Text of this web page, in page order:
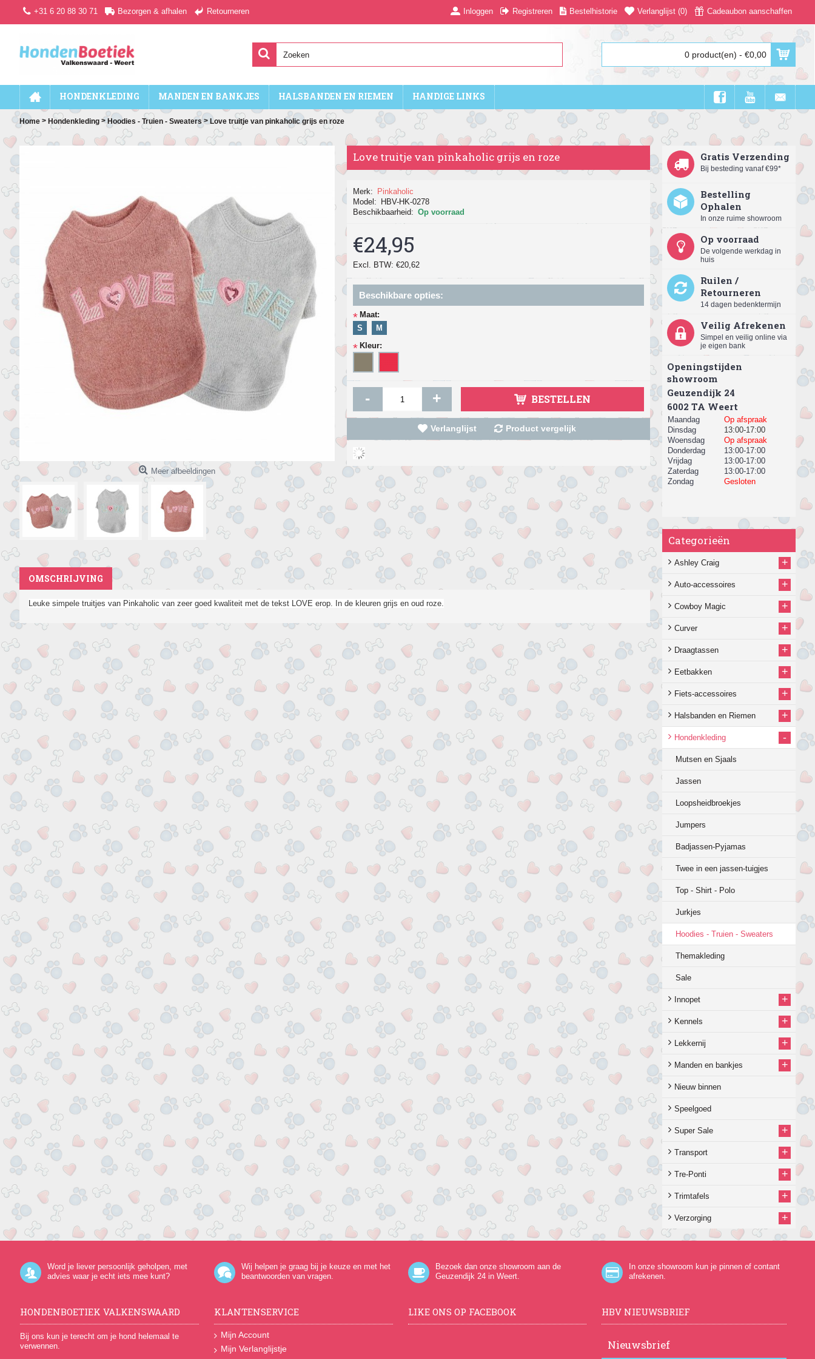
+31 6 20 88 30 71 Bezorgen & afhalen Retourneren Inloggen Registreren Bestelhistorie Verlanglijst (0) Cadeaubon aanschaffen
0 product(en) - €0,00
HONDENKLEDING MANDEN EN BANKJES HALSBANDEN EN RIEMEN HANDIGE LINKS
Home > Hondenkleding > Hoodies - Truien - Sweaters > Love truitje van pinkaholic grijs en roze
Gratis Verzending
Bij besteding vanaf €99*
Bestelling
Ophalen
In onze ruime showroom
Op voorraad
De volgende werkdag in
huis
Ruilen /
Retourneren
14 dagen bedenktermijn
Veilig Afrekenen
Simpel en veilig online via
je eigen bank
Openingstijden
showroom
Geuzendijk 24
​6002 TA Weert
Maandag
Op afspraak
Dinsdag
13:00-17:00
Woensdag
Op afspraak
Donderdag
13:00-17:00
Vrijdag
13:00-17:00
Zaterdag
13:00-17:00
Zondag
Gesloten
Categorieën
Ashley Craig +
Auto-accessoires +
Cowboy Magic +
Curver +
Draagtassen +
Eetbakken +
Fiets-accessoires +
Halsbanden en Riemen +
Hondenkleding -
Mutsen en Sjaals
Jassen
Loopsheidbroekjes
Jumpers
Badjassen-Pyjamas
Twee in een jassen-tuigjes
Top - Shirt - Polo
Jurkjes
Hoodies - Truien - Sweaters
Themakleding
Sale
Innopet +
Kennels +
Lekkernij +
Manden en bankjes +
Nieuw binnen
Speelgoed
Super Sale +
Transport +
Tre-Ponti +
Trimtafels +
Verzorging +
Meer afbeeldingen
Love truitje van pinkaholic grijs en roze
Merk:
Pinkaholic
Model:
HBV-HK-0278
Beschikbaarheid: Op voorraad
€24,95
Excl. BTW: €20,62
Beschikbare opties:
* Maat:
S
M
* Kleur:
- + BESTELLEN
Verlanglijst Product vergelijk
OMSCHRIJVING
Leuke simpele truitjes van Pinkaholic van zeer goed kwaliteit met de tekst LOVE erop. In de kleuren grijs en oud roze.
Word je liever persoonlijk geholpen, met
advies waar je echt iets mee kunt?
Wij helpen je graag bij je keuze en met het
beantwoorden van vragen.
Bezoek dan onze showroom aan de
Geuzendijk 24in Weert.
In onze showroom kun je pinnen of contant
afrekenen.
HONDENBOETIEK VALKENSWAARD
Bij ons kun je terecht om je hond helemaal te
verwennen.
KLANTENSERVICE
Mijn Account
Mijn Verlanglijstje
LIKE ONS OP FACEBOOK HBV NIEUWSBRIEF
Nieuwsbrief